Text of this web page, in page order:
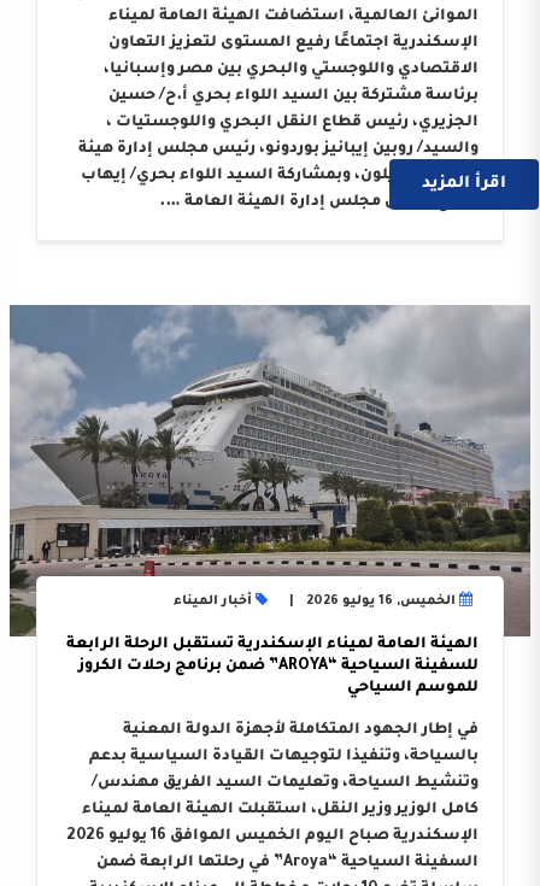
الموانئ العالمية، استضافت الهيئة العامة لميناء
الإسكندرية اجتماعًا رفيع المستوى لتعزيز التعاون
الاقتصادي واللوجستي والبحري بين مصر وإسبانيا،
برئاسة مشتركة بين السيد اللواء بحري أ.ح/ حسين
الجزيري، رئيس قطاع النقل البحري واللوجستيات ،
والسيد/ روبين إيبانيز بوردونو، رئيس مجلس إدارة هيئة
ميناء كاستيلون، وبمشاركة السيد اللواء بحري/ إيهاب
صلاح، رئيس مجلس إدارة الهيئة العامة ….
اقرأ المزيد
الخميس, 16 يوليو 2026 أخبار الميناء
الهيئة العامة لميناء الإسكندرية تستقبل الرحلة الرابعة
للسفينة السياحية “AROYA” ضمن برنامج رحلات الكروز
للموسم السياحي
في إطار الجهود المتكاملة لأجهزة الدولة المعنية
بالسياحة، وتنفيذا لتوجيهات القيادة السياسية بدعم
وتنشيط السياحة، وتعليمات السيد الفريق مهندس/
كامل الوزير وزير النقل، استقبلت الهيئة العامة لميناء
الإسكندرية صباح اليوم الخميس الموافق 16 يوليو 2026
السفينة السياحية “Aroya” في رحلتها الرابعة ضمن